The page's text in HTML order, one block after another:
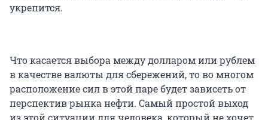
укрепится.
Что касается выбора между долларом или рублем
в качестве валюты для сбережений, то во многом
расположение сил в этой паре будет зависеть от
перспектив рынка нефти. Самый простой выход
из этой ситуации для человека, который не хочет